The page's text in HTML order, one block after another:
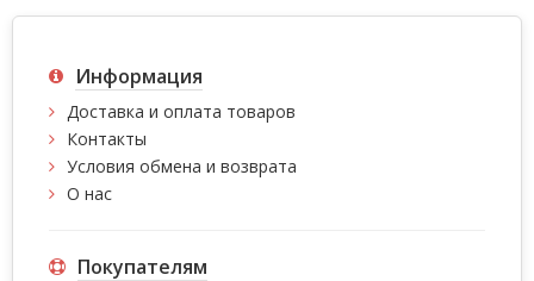
Информация
Доставка и оплата товаров
Контакты
Условия обмена и возврата
О нас
Покупателям